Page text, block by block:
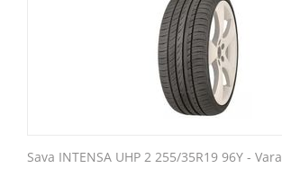
Sava INTENSA UHP 2 255/35R19 96Y - Vara